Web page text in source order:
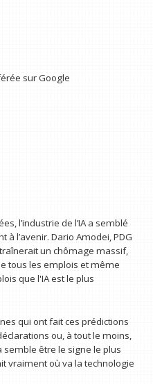
sur Google
l’industrie de l’IA a semblé
l’avenir. Dario Amodei, PDG
un chômage massif,
tous les emplois et même
que l'IA est le plus
qui ont fait ces prédictions
ou, à tout le moins,
semble être le signe le plus
vraiment où va la technologie